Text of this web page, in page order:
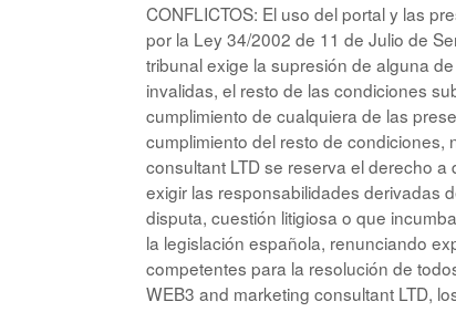
CONFLICTOS: El uso del portal y las
por la Ley 34/2002 de 11 de Julio de
tribunal exige la supresión de alguna
invalidas, el resto de las condiciones
cumplimiento de cualquiera de las
cumplimiento del resto de condiciones,
consultant LTD se reserva el derecho
exigir las responsabilidades derivadas
disputa, cuestión litigiosa o que
la legislación española, renunciando
competentes para la resolución de
WEB3 and marketing consultant LTD,